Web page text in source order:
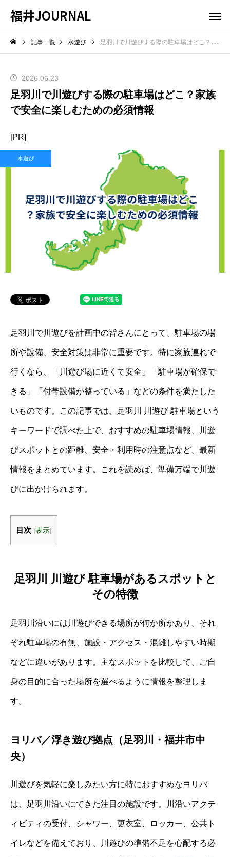
福井JOURNAL
記事一覧 水遊び 足羽川で川遊びする際の駐車場はどこ？家族で安全に楽しむための必須情報
2026.06.23
足羽川で川遊びする際の駐車場はどこ？家族
で安全に楽しむための必須情報
[PR]
水遊び
足羽川で川遊びを計画中の皆さんにとって、駐車場の場
所や設備、安全対策は非常に重要です。特に家族連れで
行くなら、「川遊び場に近くて安全」「駐車場が確保で
きる」「付帯設備が整っている」などの条件を満たした
いものです。この記事では、足羽川 川遊び 駐車場という
キーワードで調べた上で、おすすめの駐車場情報、川遊
びスポットとの距離、安全・利用時の注意点など、最新
情報をまとめています。これを読めば、準備万端で川遊
びに出かけられます。
目次 [表示]
足羽川 川遊び 駐車場があるスポットと
その特徴
足羽川沿いには川遊びできる場所が何か所かあり、それ
ぞれ駐車場の有無、施設・アクセス・混雑しやすい時期
などに違いがあります。主なスポットを比較して、ご自
身の目的に合った場所を選べるように情報を整理しま
す。
ヨリバ／浮き遊び拠点（足羽川・福井市中
央）
川遊びを気軽に楽しみたい方に特におすすめなヨリバ
は、足羽川沿いにできた注目の施設です。川沿いアクテ
ィビティの受付、シャワー、更衣室、ロッカー、公共ト
イレなどを備えており、川遊びの準備不足を心配する必